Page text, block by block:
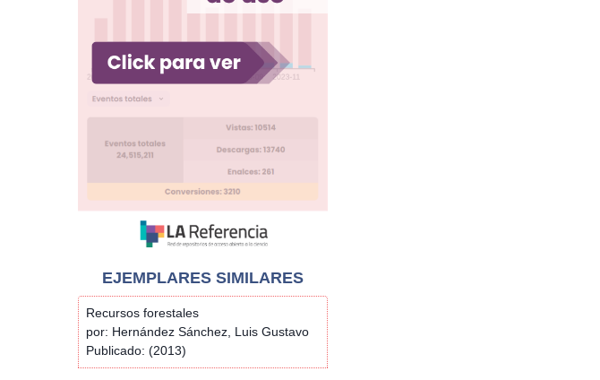
EJEMPLARES SIMILARES
Recursos forestales
por: Hernández Sánchez, Luis Gustavo
Publicado: (2013)